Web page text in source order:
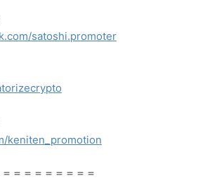
satoshi.promoter
keniten_promotion
＝＝＝＝＝＝＝＝